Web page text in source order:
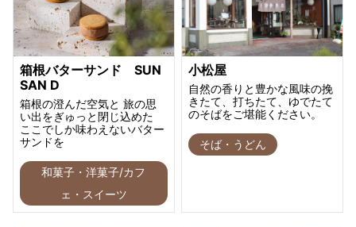
箱根バターサンド SUN
SAN D
箱根の澄んだ空気と 旅の思
い出をぎゅっと閉じ込めた
ここでしか味わえないバター
サンドを
和菓子・洋菓子/カフ
ェ・スイーツ
小松屋
自然の香りと豊かな風味の挽
きたて、打ちたて、ゆでたて
のそばをご堪能ください。
そば・うどん